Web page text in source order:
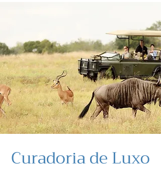
Curadoria de Luxo